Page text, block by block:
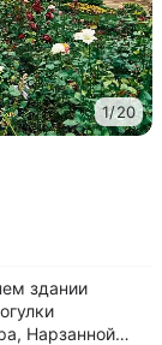
1/20
здании
Нарзанной